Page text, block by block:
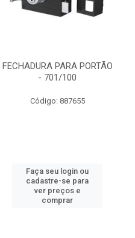
FECHADURA PARA PORTÃO
- 701/100
Código: 887655
Faça seu login ou
cadastre-se para
ver preços e
comprar